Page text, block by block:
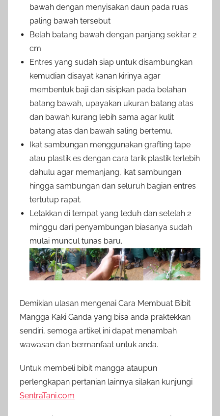
bawah dengan menyisakan daun pada ruas
paling bawah tersebut
Belah batang bawah dengan panjang sekitar 2
cm
Entres yang sudah siap untuk disambungkan
kemudian disayat kanan kirinya agar
membentuk baji dan sisipkan pada belahan
batang bawah, upayakan ukuran batang atas
dan bawah kurang lebih sama agar kulit
batang atas dan bawah saling bertemu.
Ikat sambungan menggunakan grafting tape
atau plastik es dengan cara tarik plastik terlebih
dahulu agar memanjang, ikat sambungan
hingga sambungan dan seluruh bagian entres
tertutup rapat.
Letakkan di tempat yang teduh dan setelah 2
minggu dari penyambungan biasanya sudah
mulai muncul tunas baru.
Demikian ulasan mengenai Cara Membuat Bibit
Mangga Kaki Ganda yang bisa anda praktekkan
sendiri, semoga artikel ini dapat menambah
wawasan dan bermanfaat untuk anda.
Untuk membeli bibit mangga ataupun
perlengkapan pertanian lainnya silakan kunjungi
SentraTani.com